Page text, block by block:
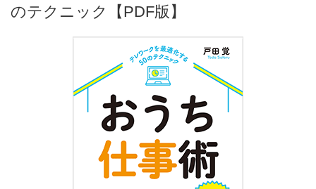
のテクニック【PDF版】